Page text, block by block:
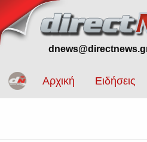
Αρχική Ειδήσεις